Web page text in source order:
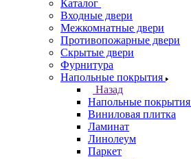
Каталог
Входные двери
Межкомнатные двери
Противопожарные двери
Скрытые двери
Фурнитура
Напольные покрытия
Назад
Напольные покрытия
Виниловая плитка
Ламинат
Линолеум
Паркет